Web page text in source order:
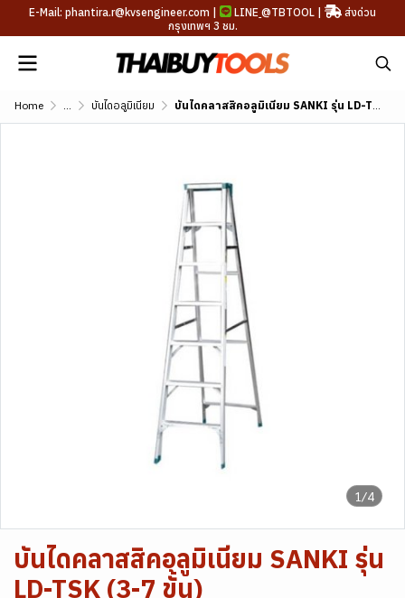
E-Mail: phantira.r@kvsengineer.com | LINE @TBTOOL |
ส่งด่วน
กรุงเทพฯ 3 ชม.
Home ... บันไดอลูมิเนียม บันไดคลาสสิคอลูมิเนียม SANKI รุ่น LD-TSK (3-7 ขั้น)
1/4
บันไดคลาสสิคอลูมิเนียม SANKI รุ่น
LD-TSK (3-7 ขั้น)